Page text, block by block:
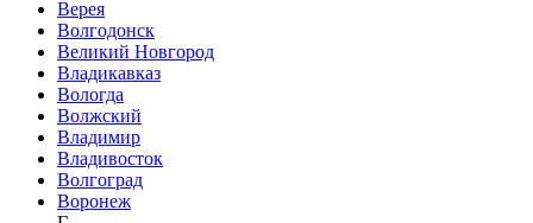
Верея
Волгодонск
Великий Новгород
Владикавказ
Вологда
Волжский
Владимир
Владивосток
Волгоград
Воронеж